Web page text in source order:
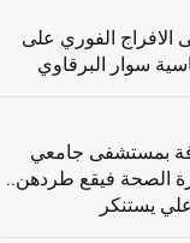
الافراج الفوري على
سوار البرقاوي
بمستشفى جامعي
الصحة فيقع طردهن..
يستنكر